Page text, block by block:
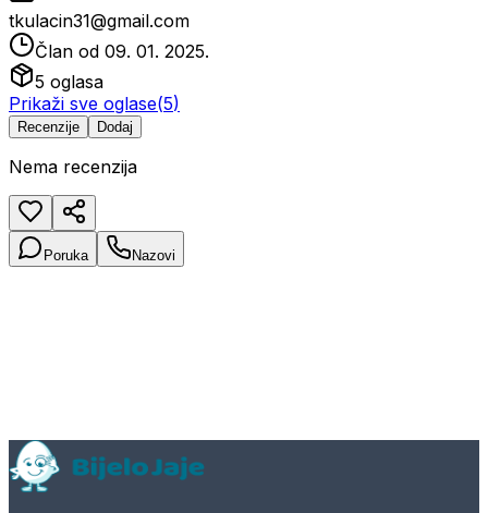
tkulacin31@gmail.com
Član od 09. 01. 2025.
5 oglasa
Prikaži sve oglase(5)
Recenzije Dodaj
Nema recenzija
Poruka Nazovi